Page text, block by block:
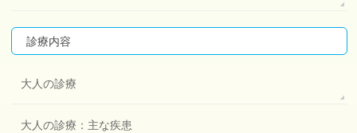
診療内容
大人の診療
大人の診療：主な疾患